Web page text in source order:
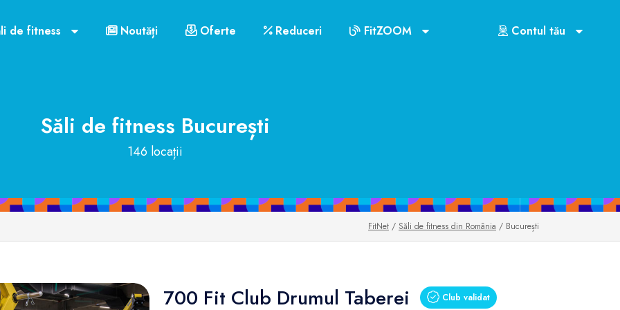
de fitness Noutăți Oferte Reduceri FitZOOM Contul tău
Săli de fitness București
146 locații
FitNet / Săli de fitness din România / București
700 Fit Club Drumul Taberei Club validat